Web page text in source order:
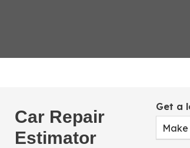
Car Repair
Estimator
Get a